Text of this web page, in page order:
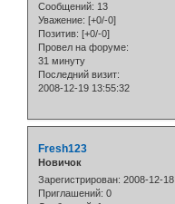
Сообщений: 13
Уважение: [+0/-0]
Позитив: [+0/-0]
Провел на форуме:
31 минуту
Последний визит:
2008-12-19 13:55:32
Fresh123
Новичок
Зарегистрирован: 2008-12-18
Приглашений: 0